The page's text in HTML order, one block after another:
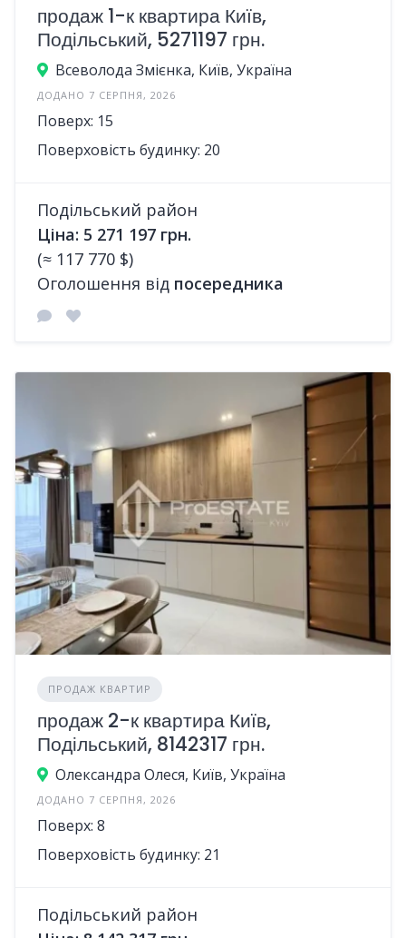
продаж 1-к квартира Київ,
Подільський, 5271197 грн.
Всеволода Змієнка, Київ, Україна
ДОДАНО 7 СЕРПНЯ, 2026
Поверх: 15
Поверховість будинку: 20
Подільський район
Ціна: 5 271 197 грн.
(≈ 117 770 $)
Оголошення від посередника
ПРОДАЖ КВАРТИР
продаж 2-к квартира Київ,
Подільський, 8142317 грн.
Олександра Олеся, Київ, Україна
ДОДАНО 7 СЕРПНЯ, 2026
Поверх: 8
Поверховість будинку: 21
Подільський район